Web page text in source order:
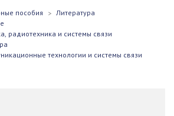
пособия
Литература
радиотехника и системы связи
технологии и системы связи